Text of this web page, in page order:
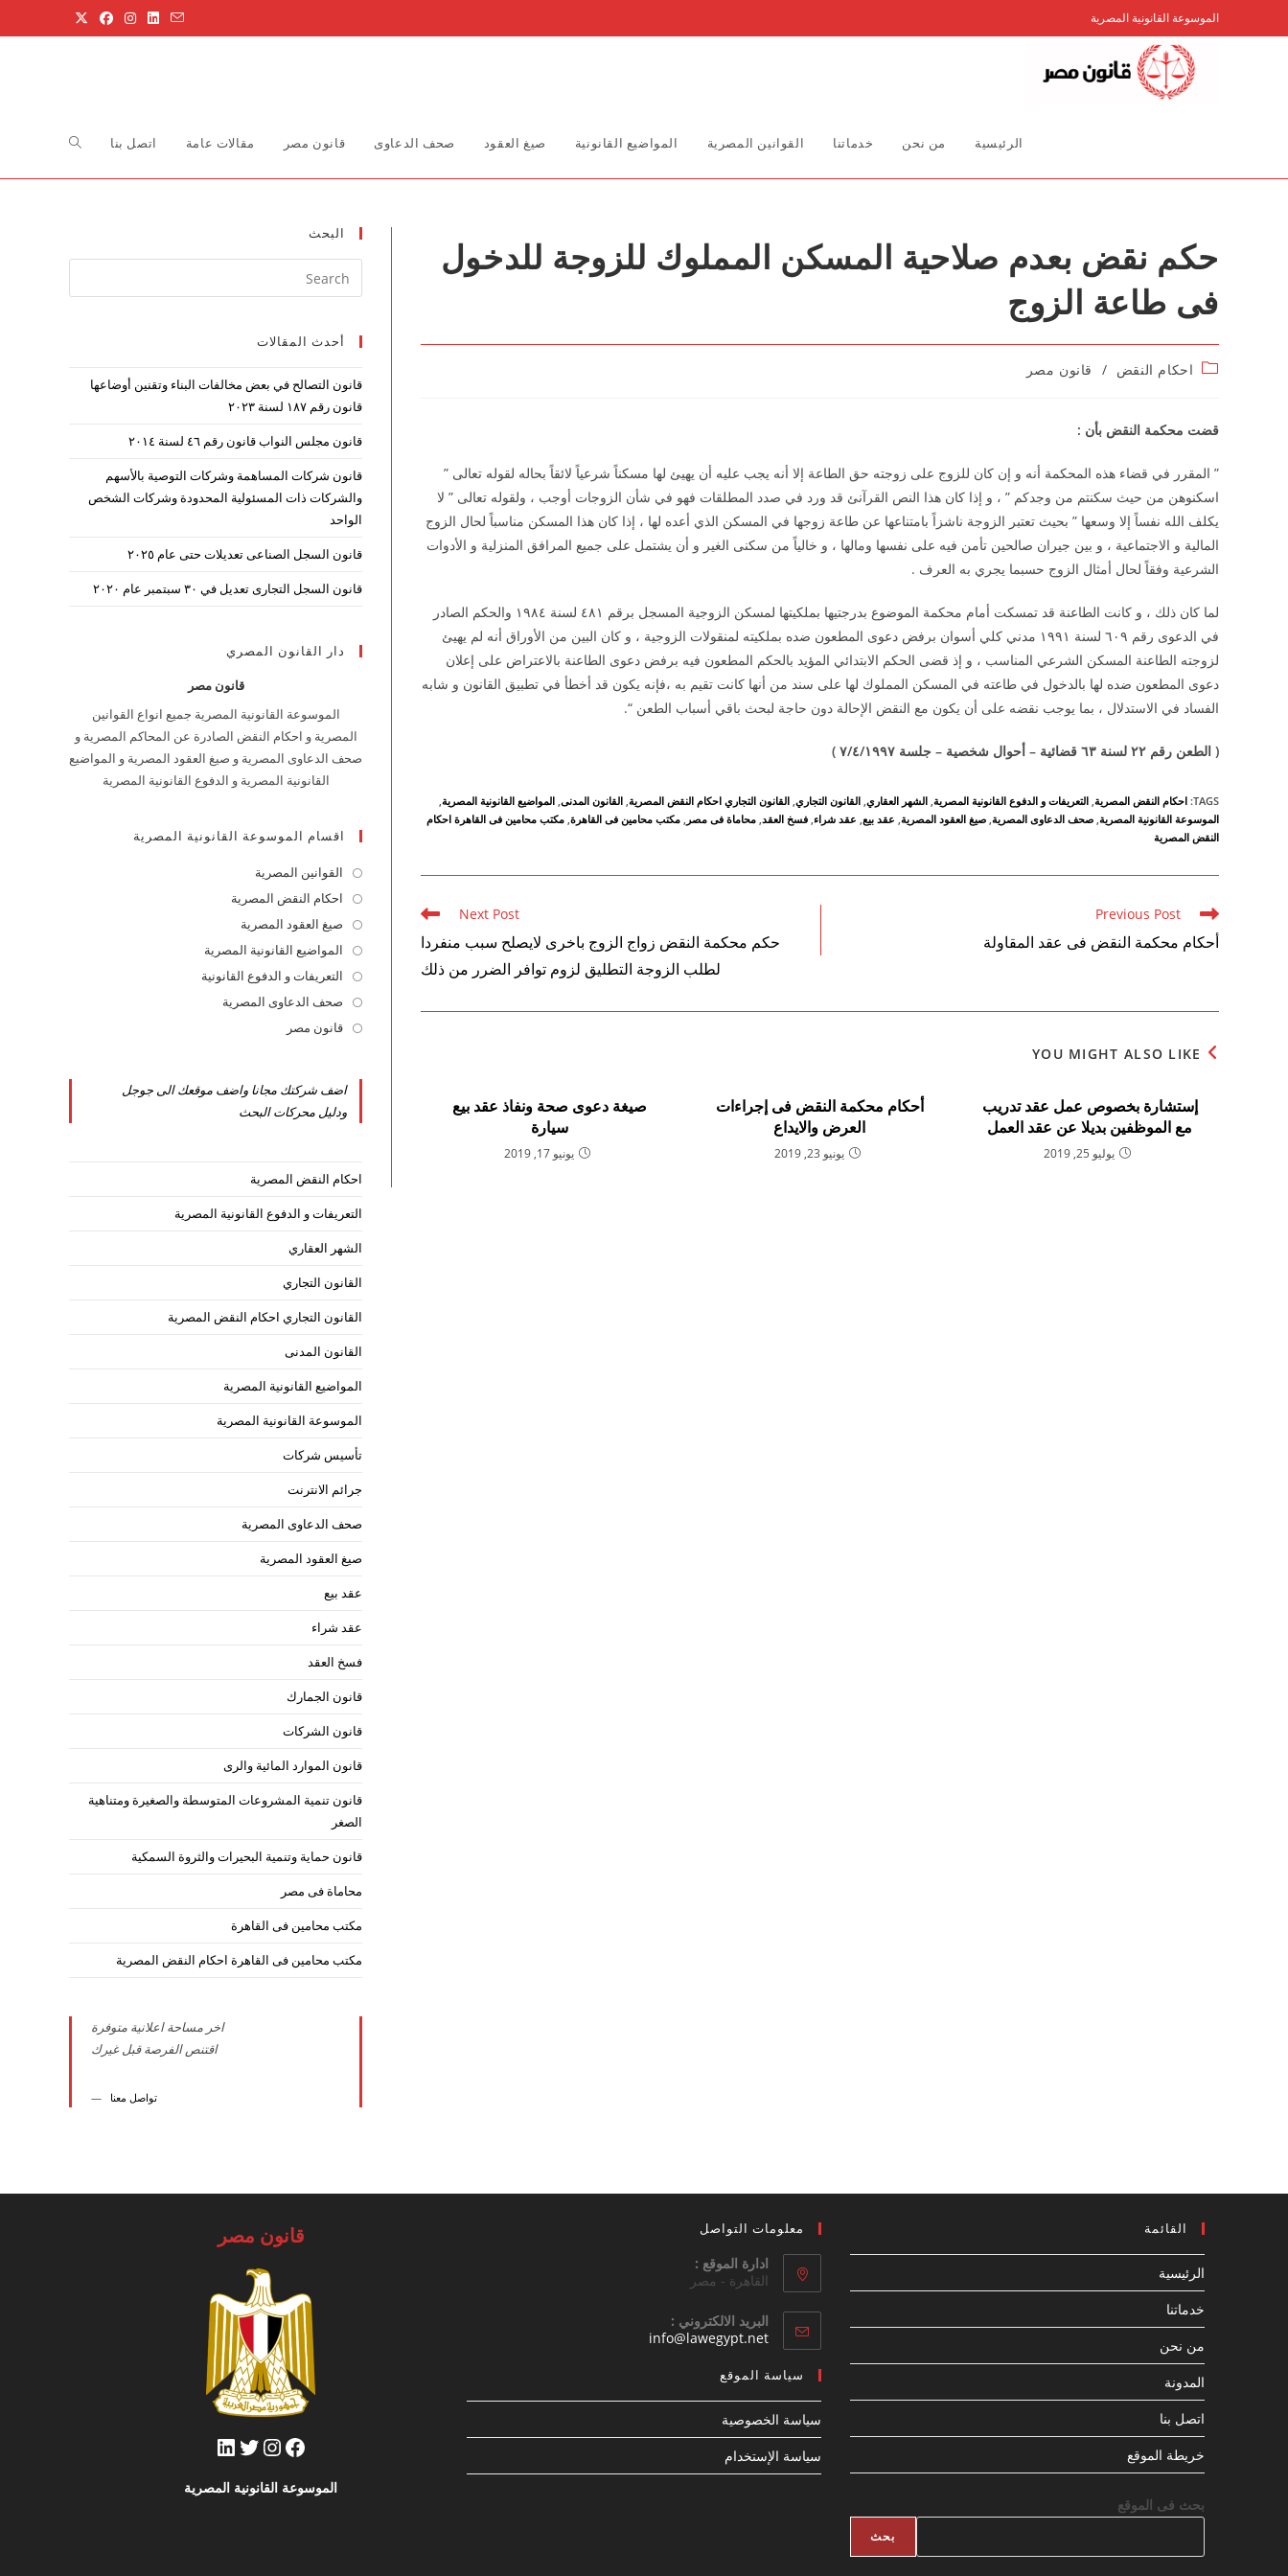
to
الموسوعة القانونية المصرية
الرئيسية من نحن خدماتنا القوانين المصرية المواضيع القانونية صيغ العقود صحف الدعاوى قانون مصر مقالات عامة اتصل بنا Toggle
حكم نقض بعدم صلاحية المسكن المملوك للزوجة للدخول
فى طاعة الزوج
Post
احكام النقض / قانون مصر
قضت محكمة النقض بأن :
” المقرر في قضاء هذه المحكمة أنه و إن كان للزوج على زوجته حق الطاعة إلا أنه يجب عليه أن يهيئ لها مسكناً شرعياً لائقاً بحاله لقوله تعالى ”
اسكنوهن من حيث سكنتم من وجدكم ” ، و إذا كان هذا النص القرآنئ قد ورد في صدد المطلقات فهو في شأن الزوجات أوجب ، ولقوله تعالى ” لا
يكلف الله نفساً إلا وسعها ” بحيث تعتبر الزوجة ناشزاً بامتناعها عن طاعة زوجها في المسكن الذي أعده لها ، إذا كان هذا المسكن مناسباً لحال الزوج
المالية و الاجتماعية ، و بين جيران صالحين تأمن فيه على نفسها ومالها ، و خالياً من سكنى الغير و أن يشتمل على جميع المرافق المنزلية و الأدوات
الشرعية وفقاً لحال أمثال الزوج حسبما يجري به العرف .
لما كان ذلك ، و كانت الطاعنة قد تمسكت أمام محكمة الموضوع بدرجتيها بملكيتها لمسكن الزوجية المسجل برقم ٤۸۱ لسنة ۱۹۸٤ والحكم الصادر
في الدعوى رقم ٦۰۹ لسنة ۱۹۹۱ مدني كلي أسوان برفض دعوى المطعون ضده بملكيته لمنقولات الزوجية ، و كان البين من الأوراق أنه لم يهيئ
لزوجته الطاعنة المسكن الشرعي المناسب ، و إذ قضى الحكم الابتدائي المؤيد بالحكم المطعون فيه برفض دعوى الطاعنة بالاعتراض على إعلان
دعوى المطعون ضده لها بالدخول في طاعته في المسكن المملوك لها على سند من أنها كانت تقيم به ،فإنه يكون قد أخطأ في تطبيق القانون و شابه
الفساد في الاستدلال ، بما يوجب نقضه على أن يكون مع النقض الإحالة دون حاجة لبحث باقي أسباب الطعن “.
( الطعن رقم ۲۲ لسنة ٦ ۳ قضائية – أحوال شخصية – جلسة ۷/٤/۱۹۹۷ )
TAGS
: احكام النقض المصرية, التعريفات و الدفوع القانونية المصرية, الشهر العقاري, القانون التجاري, القانون التجاري احكام النقض المصرية, القانون المدنى, المواضيع القانونية المصرية,
الموسوعة القانونية المصرية, صحف الدعاوى المصرية, صيغ العقود المصرية, عقد بيع, عقد شراء, فسخ العقد, محاماة فى مصر , مكتب محامين فى القاهرة, مكتب محامين فى القاهرة احكام
النقض المصرية
Read
more
articles
Previous Post
أحكام محكمة النقض فى عقد المقاولة
Next Post
حكم محكمة النقض زواج الزوج باخرى لايصلح سبب منفردا
لطلب الزوجة التطليق لزوم توافر الضرر من ذلك
YOU MIGHT ALSO LIKE
صيغة دعوى صحة ونفاذ عقد بيع
سيارة
يونيو 17, 2019
أحكام محكمة النقض فى إجراءات
العرض والايداع
يونيو 23, 2019
إستشارة بخصوص عمل عقد تدريب
مع الموظفين بديلا عن عقد العمل
يوليو 25, 2019
البحث
Escape
أحدث المقالات
قانون التصالح في بعض مخالفات البناء وتقنين أوضاعها
قانون رقم ۱۸۷ لسنة ۲۰۲۳
قانون مجلس النواب قانون رقم ٤٦ لسنة ٢٠١٤
قانون شركات المساهمة وشركات التوصية بالأسهم
والشركات ذات المسئولية المحدودة وشركات الشخص
الواحد
قانون السجل الصناعى تعديلات حتى عام ٢٠٢٥
قانون السجل التجارى تعديل في ٣٠ سبتمبر عام ٢٠٢٠
دار القانون المصري
قانون مصر
الموسوعة القانونية المصرية جميع انواع القوانين
المصرية و احكام النقض الصادرة عن المحاكم المصرية و
صحف الدعاوى المصرية و صيغ العقود المصرية و المواضيع
القانونية المصرية و الدفوع القانونية المصرية
اقسام الموسوعة القانونية المصرية
القوانين المصرية
in
a
new
tab
احكام النقض المصرية
a
new
صيغ العقود المصرية
in
a
new
المواضيع القانونية المصرية
inالتعريفات و الدفوع القانونية
صحف الدعاوى المصرية
tab
قانون مصر
new
tab
اضف شركتك مجانا واضف موقعك الى جوجل
ودليل محركات البحث
احكام النقض المصرية
التعريفات و الدفوع القانونية المصرية
الشهر العقاري
القانون التجاري
القانون التجاري احكام النقض المصرية
القانون المدنى
المواضيع القانونية المصرية
الموسوعة القانونية المصرية
تأسيس شركات
جرائم الانترنت
صحف الدعاوى المصرية
صيغ العقود المصرية
عقد بيع
عقد شراء
فسخ العقد
قانون الجمارك
قانون الشركات
قانون الموارد المائية والرى
قانون تنمية المشروعات المتوسطة والصغيرة ومتناهية
الصغر
قانون حماية وتنمية البحيرات والثروة السمكية
محاماة فى مصر
مكتب محامين فى القاهرة
مكتب محامين فى القاهرة احكام النقض المصرية
اخر مساحة اعلانية متوفرة
اقتنص الفرصة قبل غيرك
تواصل معنا
القائمة
الرئيسية
خدماتنا
من نحن
المدونة
اتصل بنا
خريطة الموقع
بحث فى الموقع
بحث
معلومات التواصل
ادارة الموقع :
القاهرة - مصر
البريد الالكتروني :
info@lawegypt.net
Opens
سياسة الموقع
سياسة الخصوصية
سياسة الإستخدام
قانون مصر
فيسبوكإنستجرام
تويتر لينكد إن
الموسوعة القانونية المصرية